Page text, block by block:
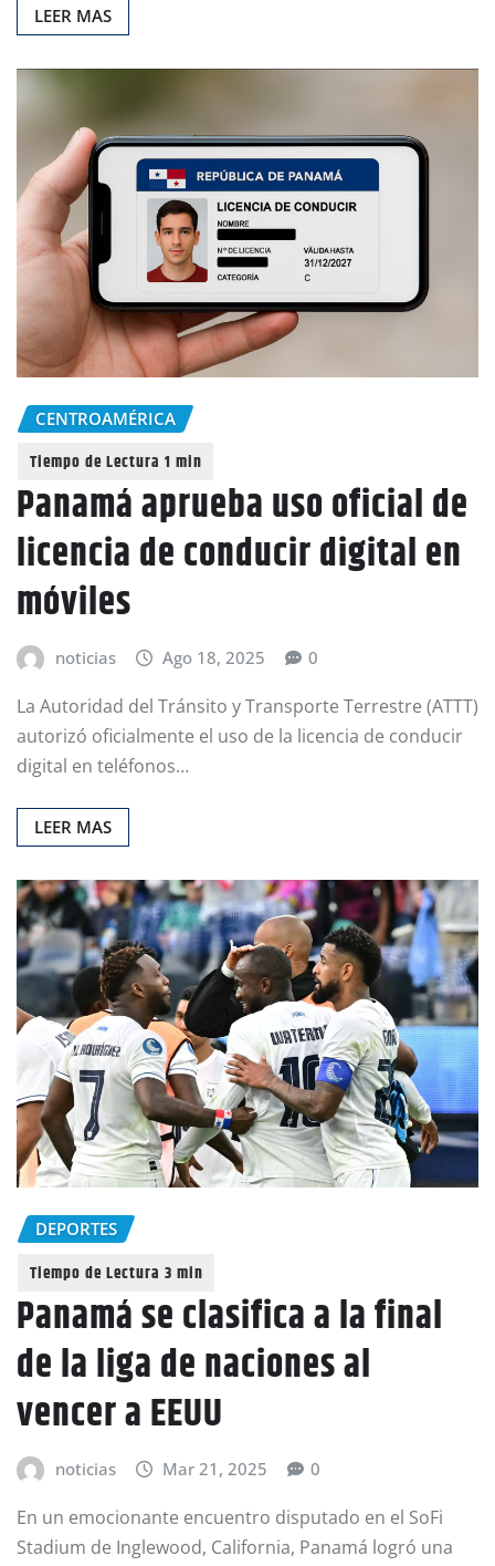
LEER MAS
CENTROAMÉRICA
Panamá aprueba uso oficial de
licencia de conducir digital en
móviles
noticias Ago 18, 2025 0
La Autoridad del Tránsito y Transporte Terrestre (ATTT)
autorizó oficialmente el uso de la licencia de conducir
digital en teléfonos…
LEER MAS
DEPORTES
Panamá se clasifica a la final
de la liga de naciones al
vencer a EEUU
noticias Mar 21, 2025 0
En un emocionante encuentro disputado en el SoFi
Stadium de Inglewood, California, Panamá logró una